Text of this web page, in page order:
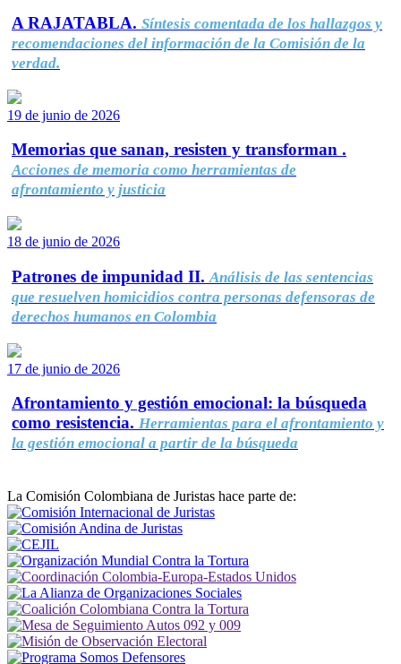
A RAJATABLA. Síntesis comentada de los hallazgos y
recomendaciones del información de la Comisión de la
verdad.
19 de junio de 2026
Memorias que sanan, resisten y transforman .
Acciones de memoria como herramientas de
afrontamiento y justicia
18 de junio de 2026
Patrones de impunidad II. Análisis de las sentencias
que resuelven homicidios contra personas defensoras de
derechos humanos en Colombia
17 de junio de 2026
Afrontamiento y gestión emocional: la búsqueda
como resistencia. Herramientas para el afrontamiento y
la gestión emocional a partir de la búsqueda
La Comisión Colombiana de Juristas hace parte de: